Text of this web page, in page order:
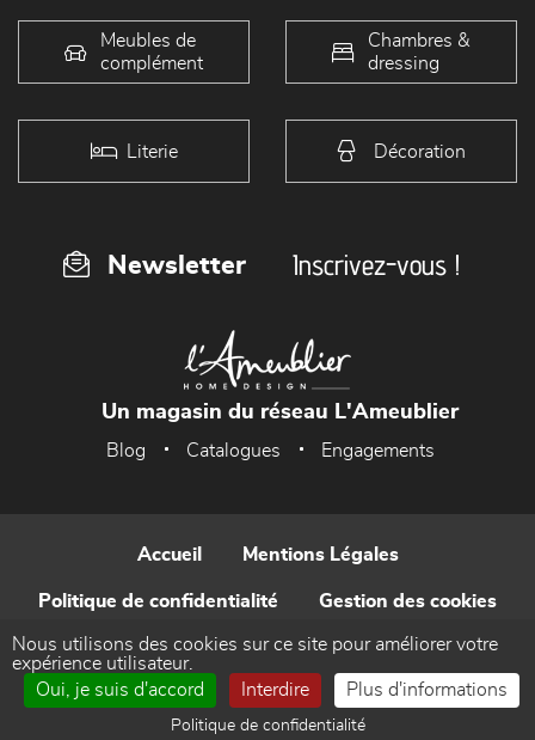
Meubles de
complément
Chambres &
dressing
Literie Décoration
Newsletter Inscrivez-vous !
Un magasin du réseau L'Ameublier
Blog Catalogues Engagements
Accueil Mentions Légales
Politique de confidentialité Gestion des cookies
Contact
Réalisé par WEB Enseignes
Nous utilisons des cookies sur ce site pour améliorer votre
expérience utilisateur.
Oui, je suis d'accord
Interdire Plus d'informations
Politique de confidentialité